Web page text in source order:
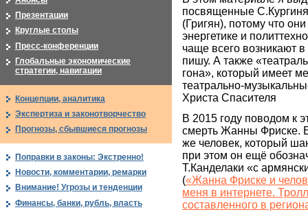
посвященные
(Григян), потому что
энергетике и
чаще всего возникают в
пишу. А также
гона», который имеет
театрально-
Христа Спасителя
В 2015 году поводом к
смерть Жанны Фриске.
же человек, который
при этом он ещё
Т.Канделаки «с
(«Жанна Фриске и
меня в интернете.
составленного в
Презентации
Круглые столы
Пресс-конференции
Глобальные экономические
стратегии, навигации
Концепции, аналитика
Экспертиза и законотворчество
Прогнозы, сбывшиеся прогнозы
Поправки в законы: Экстренно!
Новости, комментарии, ремарки
Внимание! Угрозы и тенденции
Финансы, банки, рубль, власть